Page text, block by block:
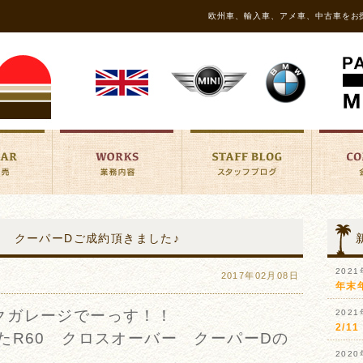
欧州車、輸入車、アメ車、中古車を
ーパーDご成約頂きました♪
2017年02月08日
レージでーっす！！
R60 クロスオーバー クーパーDの
2021
年末
2021
2/11
2020